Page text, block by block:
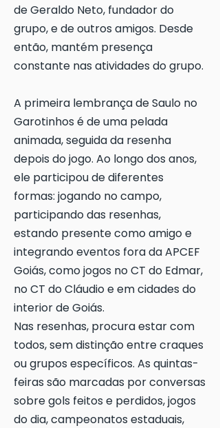
de Geraldo Neto, fundador do
grupo, e de outros amigos. Desde
então, mantém presença
constante nas atividades do grupo.
A primeira lembrança de Saulo no
Garotinhos é de uma pelada
animada, seguida da resenha
depois do jogo. Ao longo dos anos,
ele participou de diferentes
formas: jogando no campo,
participando das resenhas,
estando presente como amigo e
integrando eventos fora da APCEF
Goiás, como jogos no CT do Edmar,
no CT do Cláudio e em cidades do
interior de Goiás.
Nas resenhas, procura estar com
todos, sem distinção entre craques
ou grupos específicos. As quintas-
feiras são marcadas por conversas
sobre gols feitos e perdidos, jogos
do dia, campeonatos estaduais,